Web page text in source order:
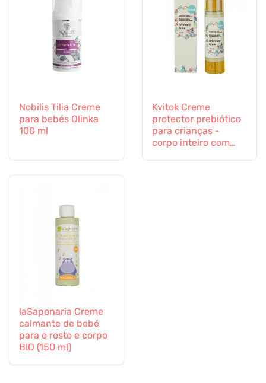
Nobilis Tilia Creme
para bebés Olinka
100 ml
Kvitok Creme
protector prebiótico
para crianças -
corpo inteiro com
laSaponaria Creme
calmante de bebé
para o rosto e corpo
BIO (150 ml)